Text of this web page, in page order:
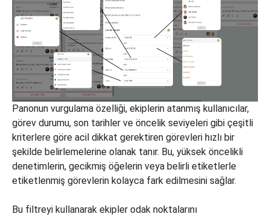
Panonun vurgulama özelliği, ekiplerin atanmış kullanıcılar,
görev durumu, son tarihler ve öncelik seviyeleri gibi çeşitli
kriterlere göre acil dikkat gerektiren görevleri hızlı bir
şekilde belirlemelerine olanak tanır. Bu, yüksek öncelikli
denetimlerin, gecikmiş öğelerin veya belirli etiketlerle
etiketlenmiş görevlerin kolayca fark edilmesini sağlar.
Bu filtreyi kullanarak ekipler odak noktalarını